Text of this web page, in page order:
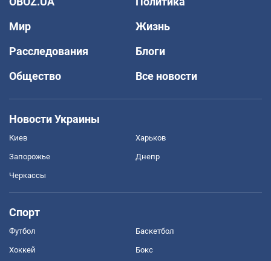
Мир
Жизнь
Расследования
Блоги
Общество
Все новости
Новости Украины
Киев Харьков
Запорожье Днепр
Черкассы
Спорт
Футбол Баскетбол
Хоккей Бокс